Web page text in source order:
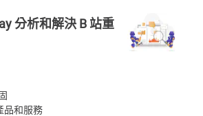
分析和解決 B 站重
品和服務